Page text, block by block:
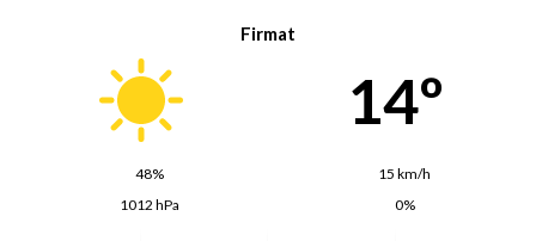
Firmat
14º
48%
15 km/h
1012 hPa
0%